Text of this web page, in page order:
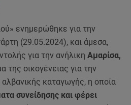
ενημερώθηκε για την
(29.05.2024), και άμεσα,
για την ανήλικη Αμαρίσα,
της οικογένειας για την
καταγωγής, η οποία
συνείδησης και φέρει